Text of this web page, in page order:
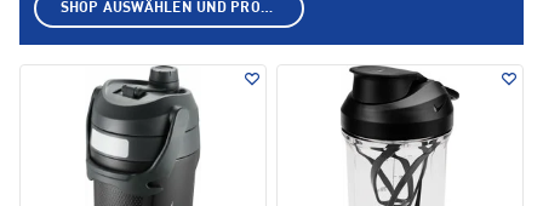
SHOP AUSWÄHLEN UND PRODUKTE ANZEIGEN